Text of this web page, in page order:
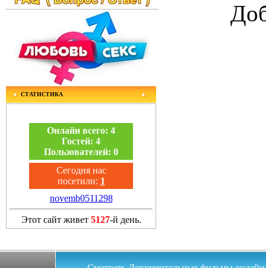
СТАТИСТИКА
Онлайн всего: 4
Гостей: 4
Пользователей: 0
Сегодня нас
посетили: 1
novemb0511298
Этот сайт живет 5127-й день.